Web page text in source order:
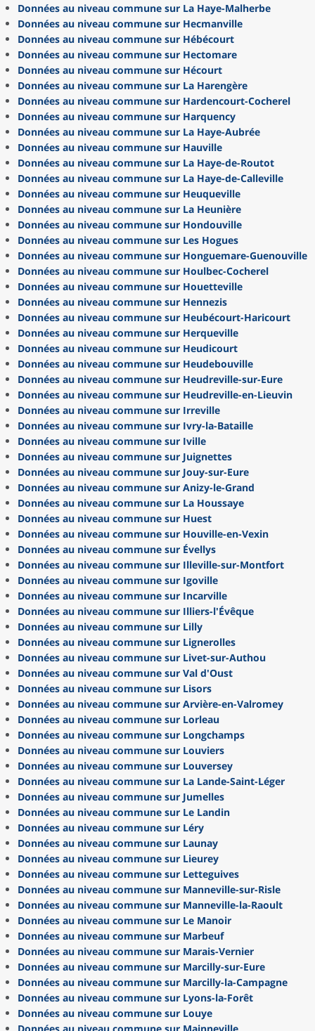
Données au niveau commune sur La Haye-Malherbe
Données au niveau commune sur Hecmanville
Données au niveau commune sur Hébécourt
Données au niveau commune sur Hectomare
Données au niveau commune sur Hécourt
Données au niveau commune sur La Harengère
Données au niveau commune sur Hardencourt-Cocherel
Données au niveau commune sur Harquency
Données au niveau commune sur La Haye-Aubrée
Données au niveau commune sur Hauville
Données au niveau commune sur La Haye-de-Routot
Données au niveau commune sur La Haye-de-Calleville
Données au niveau commune sur Heuqueville
Données au niveau commune sur La Heunière
Données au niveau commune sur Hondouville
Données au niveau commune sur Les Hogues
Données au niveau commune sur Honguemare-Guenouville
Données au niveau commune sur Houlbec-Cocherel
Données au niveau commune sur Houetteville
Données au niveau commune sur Hennezis
Données au niveau commune sur Heubécourt-Haricourt
Données au niveau commune sur Herqueville
Données au niveau commune sur Heudicourt
Données au niveau commune sur Heudebouville
Données au niveau commune sur Heudreville-sur-Eure
Données au niveau commune sur Heudreville-en-Lieuvin
Données au niveau commune sur Irreville
Données au niveau commune sur Ivry-la-Bataille
Données au niveau commune sur Iville
Données au niveau commune sur Juignettes
Données au niveau commune sur Jouy-sur-Eure
Données au niveau commune sur Anizy-le-Grand
Données au niveau commune sur La Houssaye
Données au niveau commune sur Huest
Données au niveau commune sur Houville-en-Vexin
Données au niveau commune sur Évellys
Données au niveau commune sur Illeville-sur-Montfort
Données au niveau commune sur Igoville
Données au niveau commune sur Incarville
Données au niveau commune sur Illiers-l'Évêque
Données au niveau commune sur Lilly
Données au niveau commune sur Lignerolles
Données au niveau commune sur Livet-sur-Authou
Données au niveau commune sur Val d'Oust
Données au niveau commune sur Lisors
Données au niveau commune sur Arvière-en-Valromey
Données au niveau commune sur Lorleau
Données au niveau commune sur Longchamps
Données au niveau commune sur Louviers
Données au niveau commune sur Louversey
Données au niveau commune sur La Lande-Saint-Léger
Données au niveau commune sur Jumelles
Données au niveau commune sur Le Landin
Données au niveau commune sur Léry
Données au niveau commune sur Launay
Données au niveau commune sur Lieurey
Données au niveau commune sur Letteguives
Données au niveau commune sur Manneville-sur-Risle
Données au niveau commune sur Manneville-la-Raoult
Données au niveau commune sur Le Manoir
Données au niveau commune sur Marbeuf
Données au niveau commune sur Marais-Vernier
Données au niveau commune sur Marcilly-sur-Eure
Données au niveau commune sur Marcilly-la-Campagne
Données au niveau commune sur Lyons-la-Forêt
Données au niveau commune sur Louye